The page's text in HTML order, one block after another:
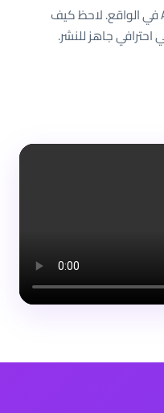
هذا الفيديو يُظهر كيف يعمل Adly AI في الواقع. لاحظ كيف
جاهز للنشر.